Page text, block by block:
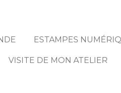
ESTAMPES
VISITE DE MON ATELIER